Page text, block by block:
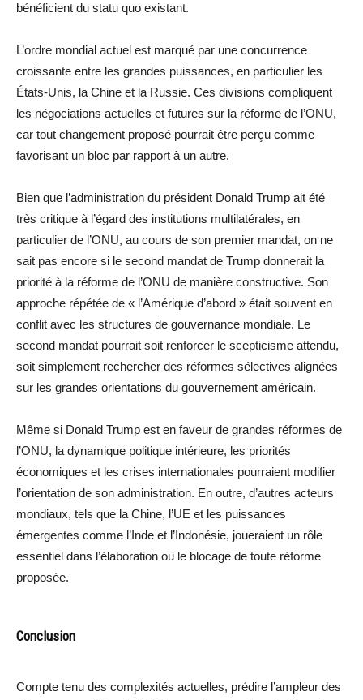
bénéficient du statu quo existant.
L’ordre mondial actuel est marqué par une concurrence
croissante entre les grandes puissances, en particulier les
États-Unis, la Chine et la Russie. Ces divisions compliquent
les négociations actuelles et futures sur la réforme de l’ONU,
car tout changement proposé pourrait être perçu comme
favorisant un bloc par rapport à un autre.
Bien que l’administration du président Donald Trump ait été
très critique à l’égard des institutions multilatérales, en
particulier de l’ONU, au cours de son premier mandat, on ne
sait pas encore si le second mandat de Trump donnerait la
priorité à la réforme de l’ONU de manière constructive. Son
approche répétée de « l’Amérique d’abord » était souvent en
conflit avec les structures de gouvernance mondiale. Le
second mandat pourrait soit renforcer le scepticisme attendu,
soit simplement rechercher des réformes sélectives alignées
sur les grandes orientations du gouvernement américain.
Même si Donald Trump est en faveur de grandes réformes de
l’ONU, la dynamique politique intérieure, les priorités
économiques et les crises internationales pourraient modifier
l’orientation de son administration. En outre, d’autres acteurs
mondiaux, tels que la Chine, l’UE et les puissances
émergentes comme l’Inde et l’Indonésie, joueraient un rôle
essentiel dans l’élaboration ou le blocage de toute réforme
proposée.
Conclusion
Compte tenu des complexités actuelles, prédire l’ampleur des